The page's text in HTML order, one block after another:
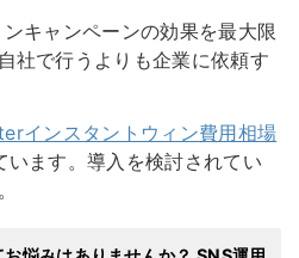
キャンペーンの効果を最大限
社で行うよりも企業に依頼す
インスタントウィン費用相場
います。導入を検討されてい